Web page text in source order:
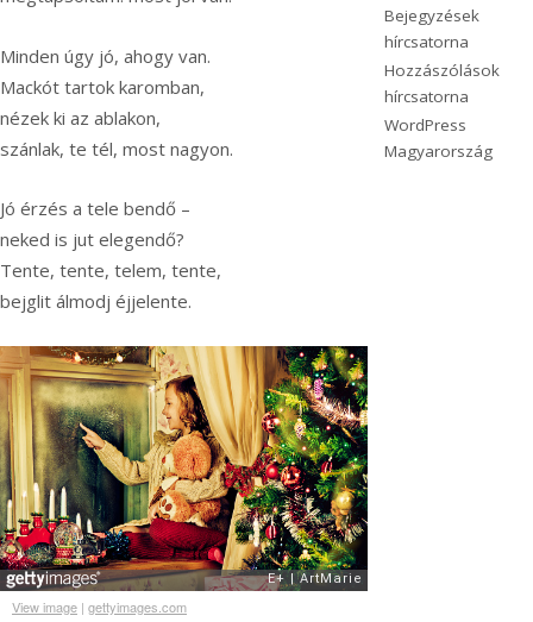
Minden úgy jó, ahogy van.
Mackót tartok karomban,
nézek ki az ablakon,
szánlak, te tél, most nagyon.
Jó érzés a tele bendő –
neked is jut elegendő?
Tente, tente, telem, tente,
bejglit álmodj éjjelente.
View image | gettyimages.com
Bejegyzések
hírcsatorna
Hozzászólások
hírcsatorna
WordPress
Magyarország